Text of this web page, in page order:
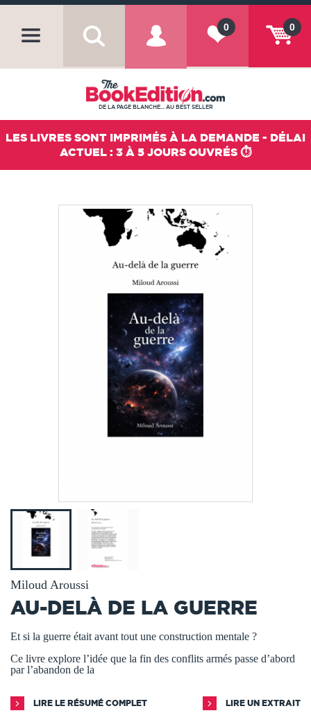
0
0
DE LA PAGE BLANCHE... AU BEST SELLER
LES LIVRES SONT IMPRIMÉS À LA DEMANDE - DÉLAI
ACTUEL : 3 À 5 JOURS OUVRÉS ⏱️
Miloud Aroussi
AU-DELÀ DE LA GUERRE
Et si la guerre était avant tout une construction mentale ?
Ce livre explore l’idée que la fin des conflits armés passe d’abord
par l’abandon de la
LIRE LE RÉSUMÉ COMPLET LIRE UN EXTRAIT